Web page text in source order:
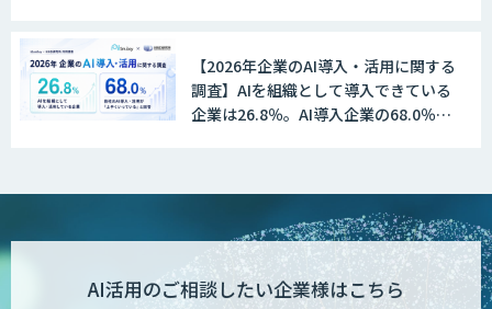
Dify構築サービス
生成AI×業務改善研修 ベーシックプラン
【2026年企業のAI導入・活用に関する
調査】AIを組織として導入できている
企業は26.8％。AI導入企業の68.0％
AI活用のご相談したい企業様はこちら